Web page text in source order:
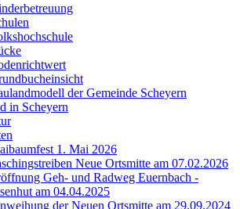
der Gemeinde Scheyern
in Scheyern
1. Mai 2026
Neue Ortsmitte am 07.02.2026
Geh- und Radweg Euernbach -
am 04.04.2025
der Neuen Ortsmitte am 29.09.2024